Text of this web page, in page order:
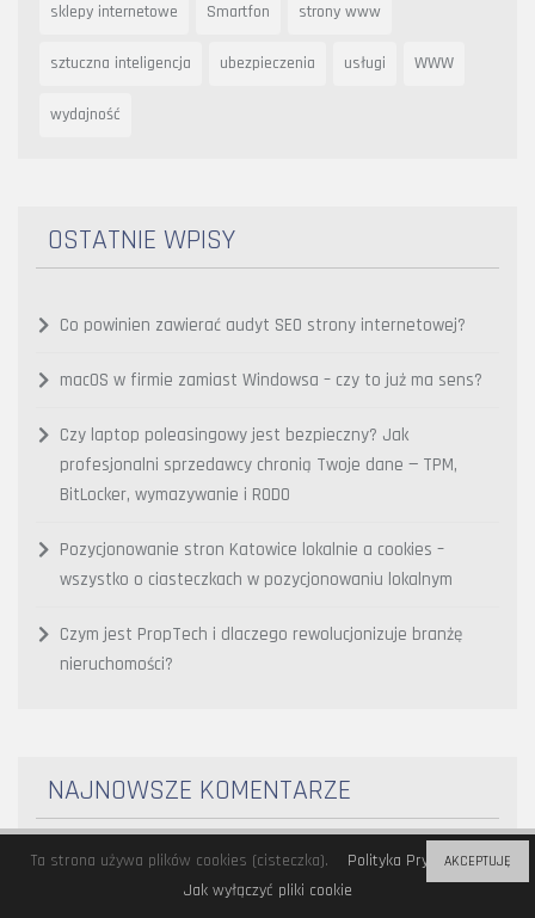
sklepy internetowe Smartfon strony www
sztuczna inteligencja ubezpieczenia usługi WWW
wydajność
OSTATNIE WPISY
Co powinien zawierać audyt SEO strony internetowej?
macOS w firmie zamiast Windowsa – czy to już ma sens?
Czy laptop poleasingowy jest bezpieczny? Jak
profesjonalni sprzedawcy chronią Twoje dane — TPM,
BitLocker, wymazywanie i RODO
Pozycjonowanie stron Katowice lokalnie a cookies –
wszystko o ciasteczkach w pozycjonowaniu lokalnym
Czym jest PropTech i dlaczego rewolucjonizuje branżę
nieruchomości?
NAJNOWSZE KOMENTARZE
Bitomat
Bitomat Lublin – godziny otwarcia, lokalizacja,
Ta strona używa plików cookies (cisteczka).
Polityka Prywatności
Jak wyłączyć pliki cookie
AKCEPTUJĘ